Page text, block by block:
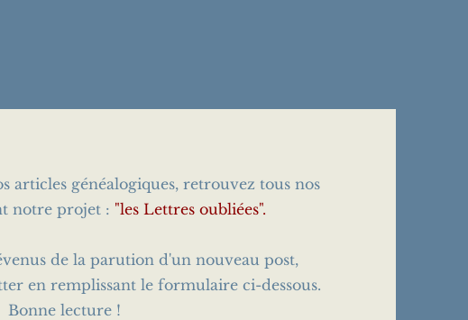
articles généalogiques, retrouvez tous nos
notre projet : "les Lettres oubliées".
de la parution d'un nouveau post,
en remplissant le formulaire ci-dessous.
Bonne lecture !